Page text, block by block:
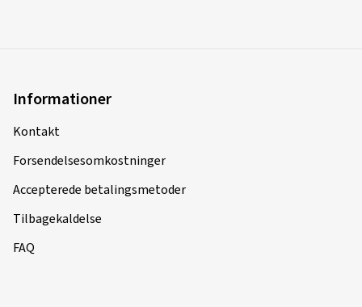
Informationer
Kontakt
Forsendelsesomkostninger
Accepterede betalingsmetoder
Tilbagekaldelse
FAQ